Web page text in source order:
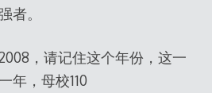
者。
，请记住这个年份，这一
年，母校110